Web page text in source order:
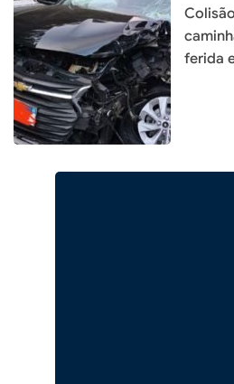
ferida